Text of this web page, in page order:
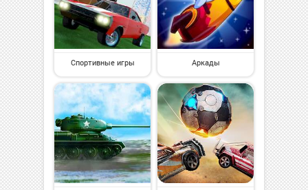
Спортивные игры Аркады